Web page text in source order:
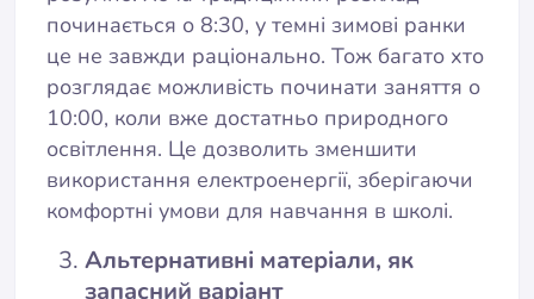
починається о 8:30, у темні зимові ранки
це не завжди раціонально. Тож багато хто
розглядає можливість починати заняття о
10:00, коли вже достатньо природного
освітлення. Це дозволить зменшити
використання електроенергії, зберігаючи
комфортні умови для навчання в школі.
Альтернативні матеріали, як
запасний варіант